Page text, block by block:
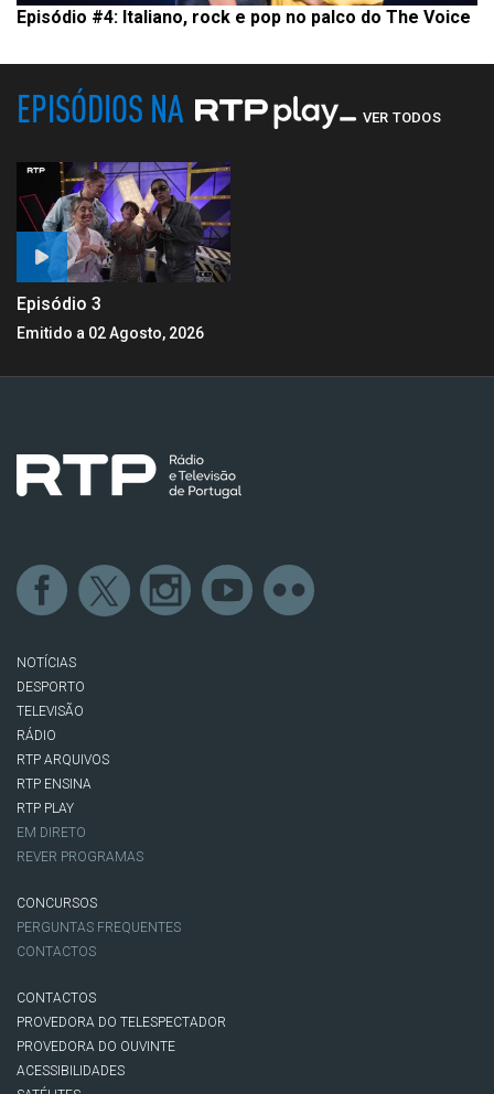
Episódio #4: Italiano, rock e pop no palco do The Voice
EPISÓDIOS NA VER TODOS
Episódio 3
Emitido a 02 Agosto, 2026
NOTÍCIAS
DESPORTO
TELEVISÃO
RÁDIO
RTP ARQUIVOS
RTP ENSINA
RTP PLAY
EM DIRETO
REVER PROGRAMAS
CONCURSOS
PERGUNTAS FREQUENTES
CONTACTOS
CONTACTOS
PROVEDORA DO TELESPECTADOR
PROVEDORA DO OUVINTE
ACESSIBILIDADES